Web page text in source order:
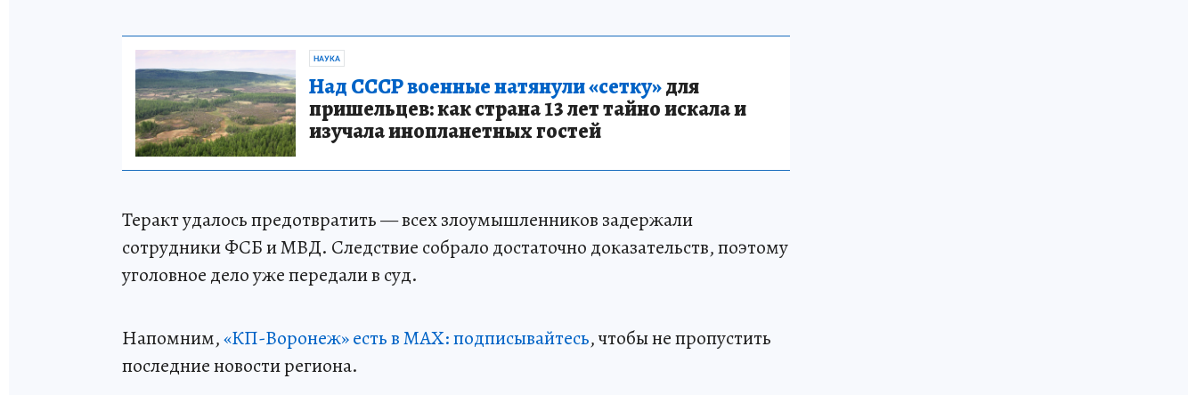
НАУКА
Над СССР военные натянули «сетку»для
пришельцев: как страна 13 лет тайно искала и
изучала инопланетных гостей
Теракт удалось предотвратить — всех злоумышленников задержали
сотрудники ФСБ и МВД. Следствие собрало достаточно доказательств, поэтому
уголовное дело уже передали в суд.
Напомним,«КП-Воронеж» есть в МАХ: подписывайтесь, чтобы не пропустить
последние новости региона.